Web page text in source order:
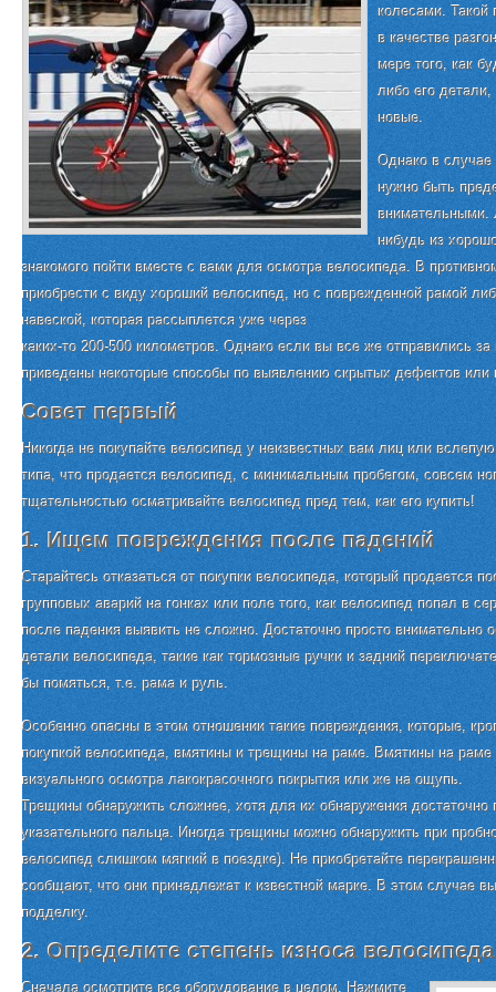
колесами. Такой
в качестве
мере того, как
либо его
новые.
Однако в случае
нужно быть
внимательными.
нибудь из
знакомого пойти вместе с вами для осмотра велосипеда. В
приобрести с виду хороший велосипед, но с поврежденной рамой
навеской, которая рассыплется уже через
каких-то 200-500 километров. Однако если вы все же отправились
приведены некоторые способы по выявлению скрытых дефектов или
Совет первый
Никогда не покупайте велосипед у неизвестных вам лиц или
типа, что продается велосипед, с минимальным пробегом, совсем
тщательностью осматривайте велосипед пред тем, как его купить!
1. Ищем повреждения после падений
Старайтесь отказаться от покупки велосипеда, который продается
групповых аварий на гонках или поле того, как велосипед попал в
после падения выявить не сложно. Достаточно просто внимательно
детали велосипеда, такие как тормозные ручки и задний
бы помяться, т.е. рама и руль.
Особенно опасны в этом отношении такие повреждения, которые,
покупкой велосипеда, вмятины и трещины на раме. Вмятины на раме
визуального осмотра лакокрасочного покрытия или же на ощупь.
Трещины обнаружить сложнее, хотя для их обнаружения достаточно
указательного пальца. Иногда трещины можно обнаружить при
велосипед слишком мягкий в поездке). Не приобретайте
сообщают, что они принадлежат к известной марке. В этом случае
подделку.
2. Определите степень износа велосипеда
Сначала осмотрите все оборудование в целом. Нажмите